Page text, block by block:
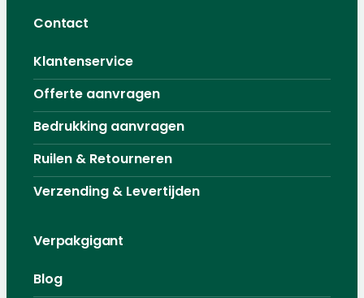
Contact
Klantenservice
Offerte aanvragen
Bedrukking aanvragen
Ruilen & Retourneren
Verzending & Levertijden
Verpakgigant
Blog